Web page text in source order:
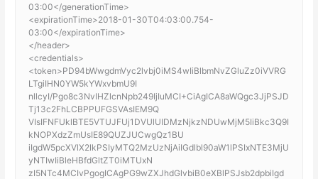
03:00</generationTime>
<expirationTime>2018-01-30T04:03:00.754-
03:00</expirationTime>
</header>
<credentials>
<token>PD94bWwgdmVyc2lvbj0iMS4wIiBlbmNvZGluZz0iVVRG
LTgiIHN0YW5kYWxvbmU9I
nllcyI/Pgo8c3NvIHZlcnNpb249IjIuMCI+CiAgICA8aWQgc3JjPSJD
Tj13c2FhLCBPPUFGSVAsIEM9Q
VIsIFNFUklBTE5VTUJFUj1DVUlUIDMzNjkzNDUwMjM5IiBkc3Q9I
kNOPXdzZmUsIE89QUZJUCwgQz1BU
iIgdW5pcXVlX2lkPSIyMTQ2MzUzNjAiIGdlbl90aW1lPSIxNTE3MjU
yNTIwIiBleHBfdGltZT0iMTUxN
zI5NTc4MCIvPgogICAgPG9wZXJhdGlvbiB0eXBlPSJsb2dpbiIgd